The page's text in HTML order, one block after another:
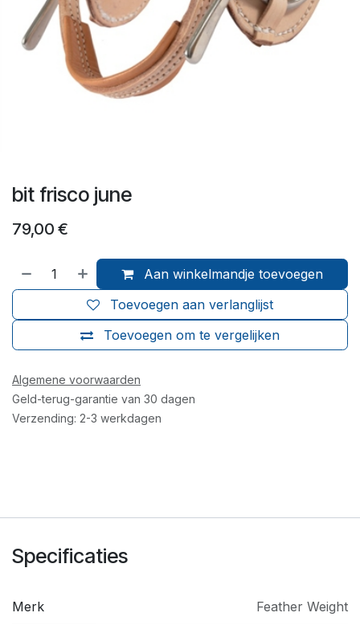
bit frisco june
79,00 €
Aan winkelmandje toevoegen
Toevoegen om te vergelijken
Toevoegen aan verlanglijst
Algemene voorwaarden
Geld-terug-garantie van 30 dagen
Verzending: 2-3 werkdagen
Specificaties
Merk Feather Weight